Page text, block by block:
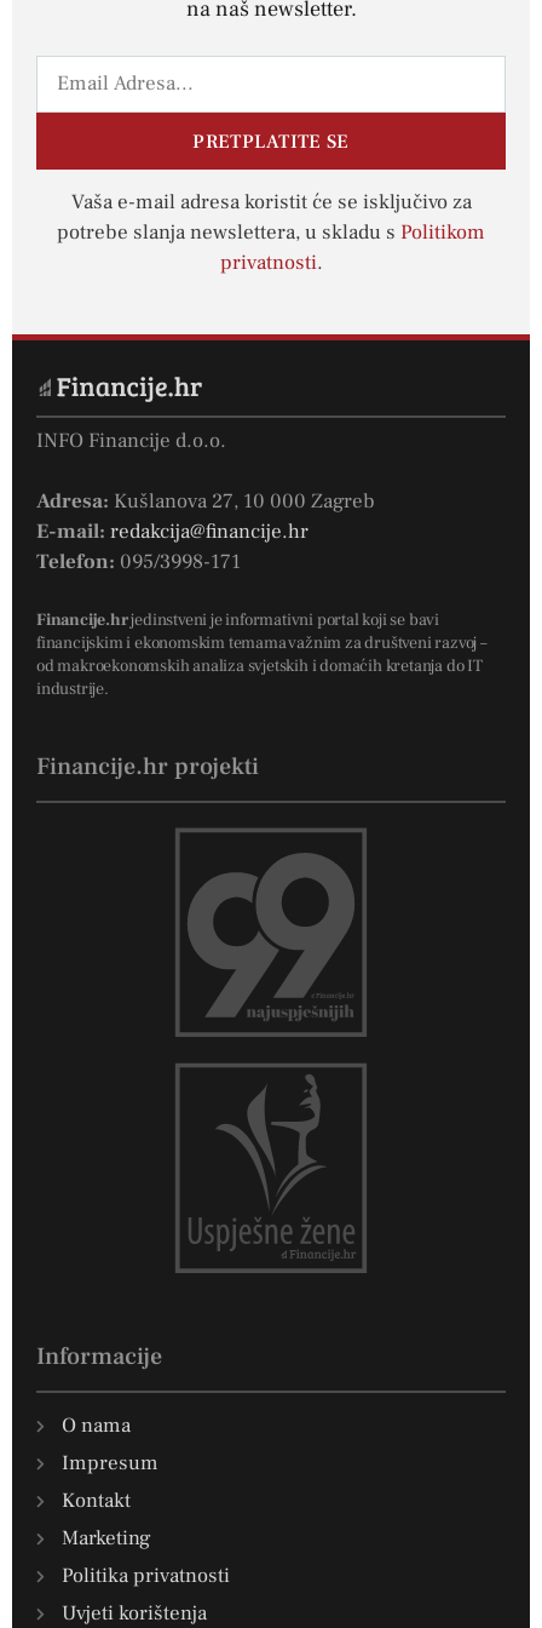
na naš newsletter.
PRETPLATITE SE
Vaša e-mail adresa koristit će se isključivo za
potrebe slanja newslettera, u skladu s Politikom
privatnosti.
INFO Financije d.o.o.
Adresa: Kušlanova 27, 10 000 Zagreb
E-mail: redakcija@financije.hr
Telefon: 095/3998-171
Financije.hrjedinstveni je informativni portal koji se bavi
financijskim i ekonomskim temama važnim za društveni razvoj –
od makroekonomskih analiza svjetskih i domaćih kretanja do IT
industrije.
Financije.hr projekti
Informacije
O nama
Impresum
Kontakt
Marketing
Politika privatnosti
Uvjeti korištenja